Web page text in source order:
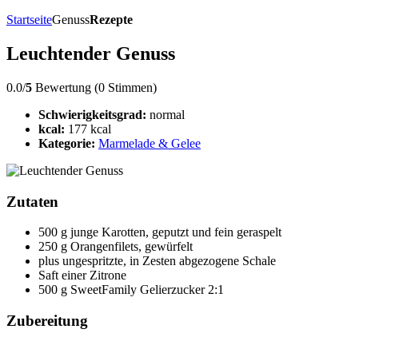
StartseiteGenussRezepte
Leuchtender Genuss
0.0/5 Bewertung (0 Stimmen)
Schwierigkeitsgrad: normal
kcal: 177 kcal
Kategorie: Marmelade & Gelee
Zutaten
500 g junge Karotten, geputzt und fein geraspelt
250 g Orangenfilets, gewürfelt
plus ungespritzte, in Zesten abgezogene Schale
Saft einer Zitrone
500 g SweetFamily Gelierzucker 2:1
Zubereitung